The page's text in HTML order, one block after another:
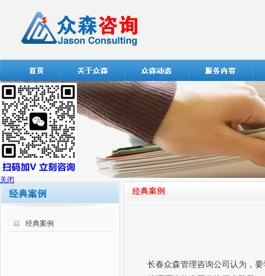
经典案例
长春众森管理咨询公司认为，
关闭